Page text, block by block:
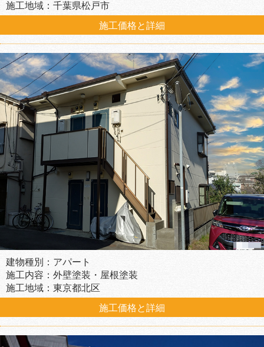
施工地域：千葉県松戸市
施工価格と詳細
建物種別：アパート
施工内容：外壁塗装・屋根塗装
施工地域：東京都北区
施工価格と詳細